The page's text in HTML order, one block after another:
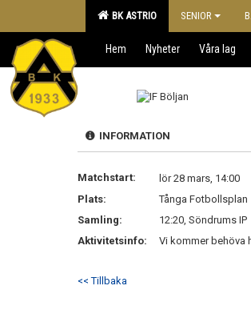
BK ASTRIO SENIOR
Hem Nyheter Våra lag
INFORMATION
Matchstart:
lör 28 mars, 14:00
Plats:
Tånga Fotbollsplan
Samling:
12:20, Söndrums IP
Aktivitetsinfo:
Vi kommer behöva
<< Tillbaka